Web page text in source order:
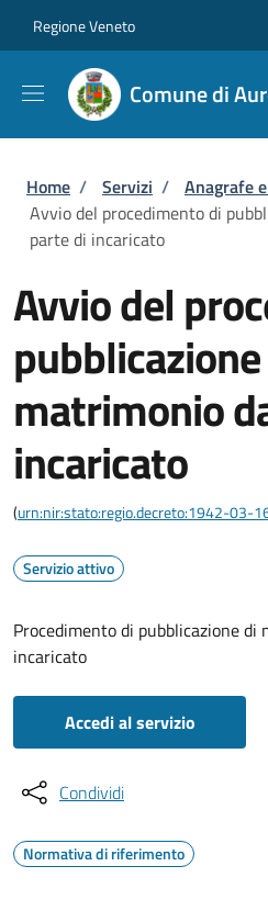
Regione Veneto
Comune di
Briciole di pane
Home / Servizi / Anagrafe
Avvio del procedimento di
parte di incaricato
Avvio del
matrimonio
incaricato
(urn:nir:stato:regio.decreto:1942-03-
Servizio attivo
Procedimento di pubblicazione
incaricato
Accedi al servizio
Condividi
Normativa di riferimento